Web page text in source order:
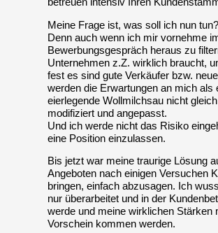
Meine Frage ist, was soll ich nun tun?
Denn auch wenn ich mir vornehme
Bewerbungsgespräch heraus zu
Unternehmen z.Z. wirklich braucht,
fest es sind gute Verkäufer bzw.
werden die Erwartungen an mich als
eierlegende Wollmilchsau nicht
modifiziert und angepasst.
Und ich werde nicht das Risiko
eine Position einzulassen.
Bis jetzt war meine traurige Lösung
Angeboten nach einigen Versuchen
bringen, einfach abzusagen. Ich
nur überarbeitet und in der
werde und meine wirklichen Stärken
Vorschein kommen werden.